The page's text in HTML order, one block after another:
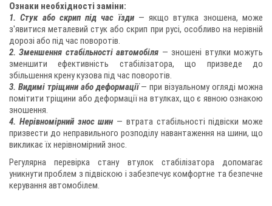
Ознаки необхідності заміни:
1. Стук або скрип під час їзди— якщо втулка зношена, може
з'явитися металевий стук або скрип при русі, особливо на нерівній
дорозі або під час поворотів.
2. Зменшення стабільності автомобіля — зношені втулки можуть
зменшити ефективність стабілізатора, що призведе до
збільшення крену кузова під час поворотів.
3. Видимі тріщини або деформації— при візуальному огляді можна
помітити тріщини або деформації на втулках, що є явною ознакою
зношення.
4. Нерівномірний знос шин — втрата стабільності підвіски може
призвести до неправильного розподілу навантаження на шини, що
викликає їх нерівномірний знос.
Регулярна перевірка стану втулок стабілізатора допомагає
уникнути проблем з підвіскою і забезпечує комфортне та безпечне
керування автомобілем.